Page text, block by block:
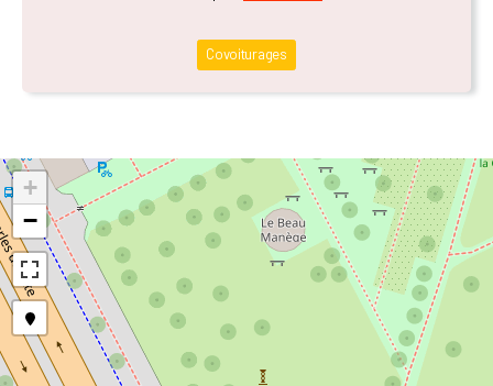
Covoiturages
+
−